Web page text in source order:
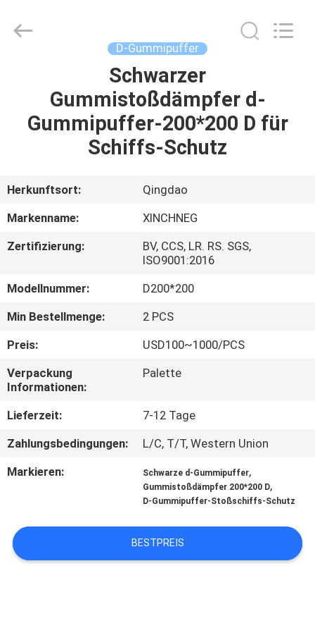
PRODUKTE
SHOW
UNS
AUSFLUG
QUALITÄTSKONTROLLE
TRETEN
SIE
MIT
VERBINDUNG
Products
D-Gummipuffer
Schwarzer
Gummistoßdämpfer d-
Gummipuffer-200*200 D für
Schiffs-Schutz
Herkunftsort:
Qingdao
Markenname:
XINCHNEG
Zertifizierung:
BV, CCS, LR. RS. SGS,
ISO9001:2016
Modellnummer:
D200*200
Min Bestellmenge:
2 PCS
Preis:
USD100~1000/PCS
Verpackung
Informationen:
Palette
Lieferzeit:
7-12 Tage
Zahlungsbedingungen:
L/C, T/T, Western Union
Markieren:
Schwarze d-Gummipuffer,
Gummistoßdämpfer 200*200 D,
D-Gummipuffer-Stoßschiffs-Schutz
BESTPREIS